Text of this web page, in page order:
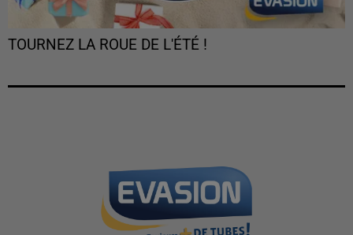
TOURNEZ LA ROUE DE L'ÉTÉ !